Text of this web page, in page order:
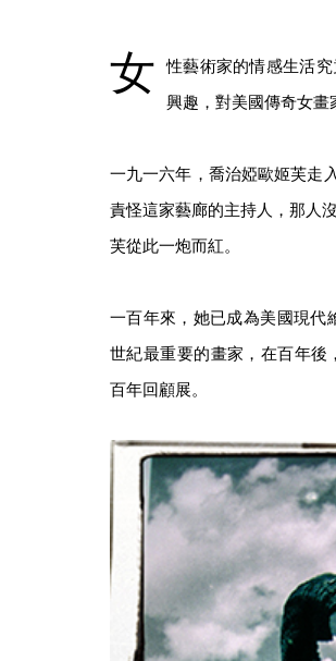
女 性藝術家的情感生活
興趣，對美國傳奇女畫
一九一六年，喬治婭歐姬芙走
責怪這家藝廊的主持人，那人
芙從此一炮而紅。
一百年來，她已成為美國現代
世紀最重要的畫家，在百年後
百年回顧展。